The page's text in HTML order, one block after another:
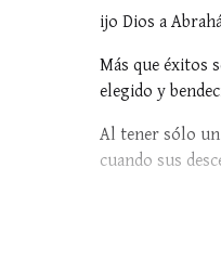
ijo Dios a
Más que éxitos
elegido y
Al tener sólo un
cuando sus